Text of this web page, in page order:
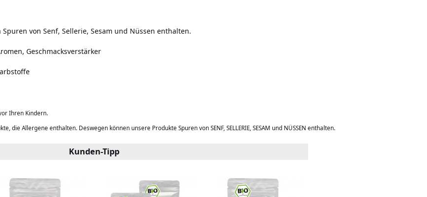
Spuren von Senf, Sellerie, Sesam und Nüssen enthalten.
Geschmacksverstärker
Ihren Kindern.
die Allergene enthalten. Deswegen können unsere Produkte Spuren von SENF, SELLERIE, SESAM und NÜSSEN enthalten.
Kunden-Tipp